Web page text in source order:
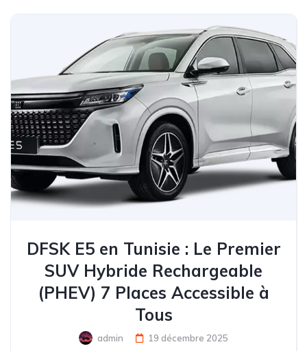
DFSK E5 en Tunisie : Le Premier
SUV Hybride Rechargeable
(PHEV) 7 Places Accessible à
Tous
admin 19 décembre 2025